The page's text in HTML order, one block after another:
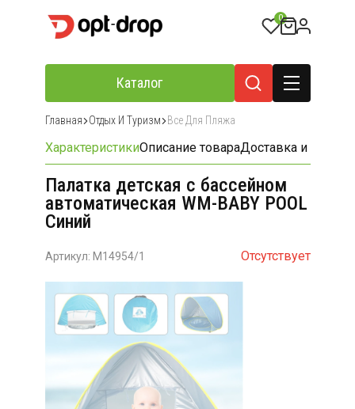
0
Каталог
Главная Отдых И Туризм Все Для Пляжа
ХарактеристикиОписание товараДоставка и оплата
Палатка детская с бассейном
автоматическая WM-BABY POOL
Синий
Артикул: M14954/1 Отсутствует